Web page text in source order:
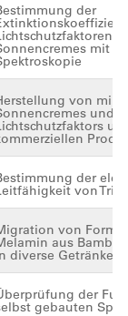
der
mit
von
und
der
von
von
aus
diverse Getränke
der
gebauten